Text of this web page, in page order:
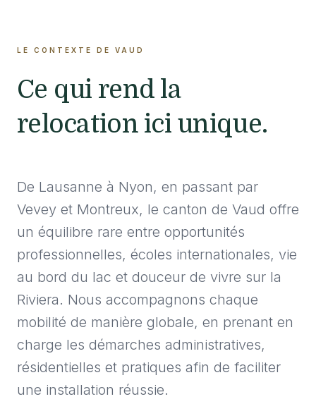
LE CONTEXTE DE VAUD
Ce qui rend la
relocation ici unique.
De Lausanne à Nyon, en passant par
Vevey et Montreux, le canton de Vaud offre
un équilibre rare entre opportunités
professionnelles, écoles internationales, vie
au bord du lac et douceur de vivre sur la
Riviera. Nous accompagnons chaque
mobilité de manière globale, en prenant en
charge les démarches administratives,
résidentielles et pratiques afin de faciliter
une installation réussie.